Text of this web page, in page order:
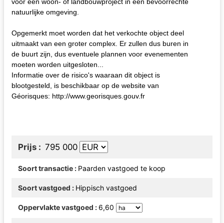
voor een woon- of landbouwproject in een bevoorrechte
natuurlijke omgeving.
Opgemerkt moet worden dat het verkochte object deel
uitmaakt van een groter complex. Er zullen dus buren in
de buurt zijn, dus eventuele plannen voor evenementen
moeten worden uitgesloten...
Informatie over de risico's waaraan dit object is
blootgesteld, is beschikbaar op de website van
Géorisques: http://www.georisques.gouv.fr
Prijs 795 000
Soort transactie Paarden vastgoed te koop
Soort vastgoed Hippisch vastgoed
Oppervlakte vastgoed 6,60